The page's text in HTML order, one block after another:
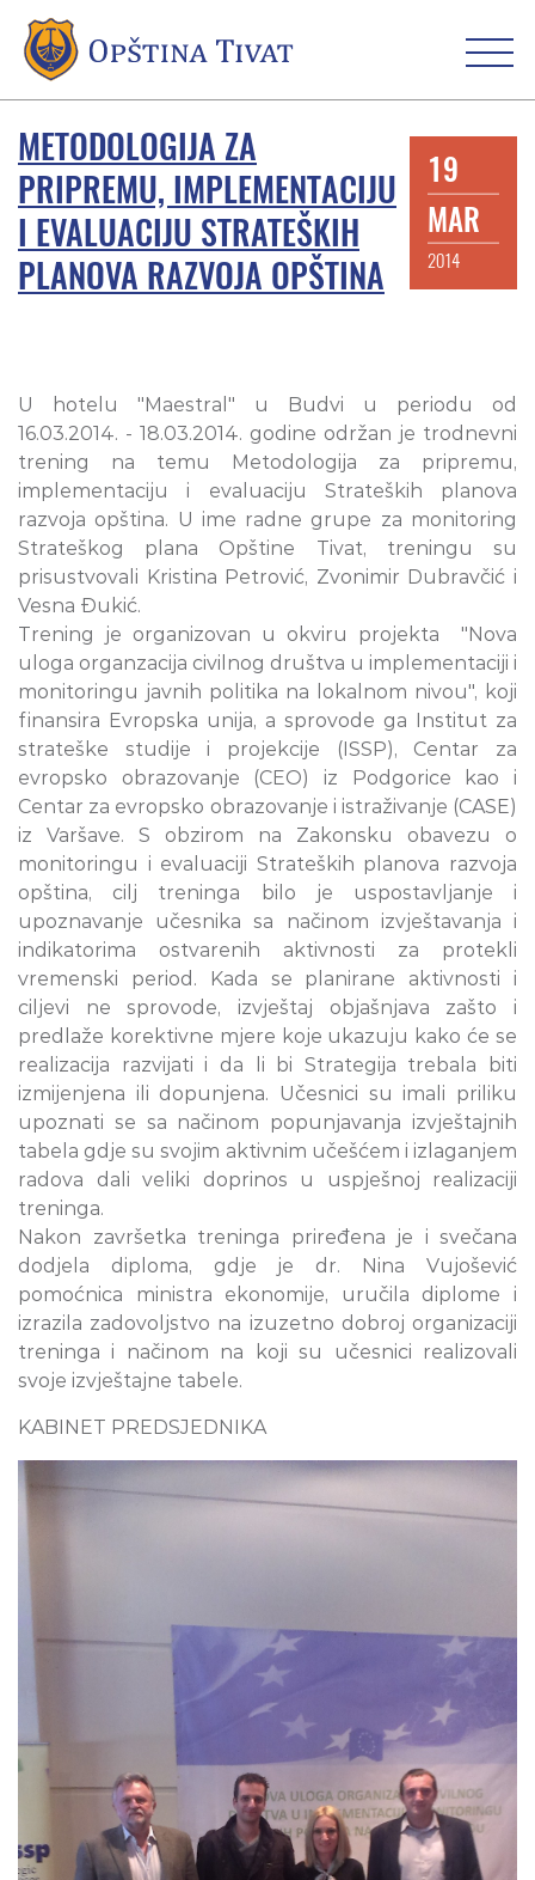
METODOLOGIJA ZA
PRIPREMU, IMPLEMENTACIJU
I EVALUACIJU STRATEŠKIH
PLANOVA RAZVOJA OPŠTINA
19
MAR
2014
U hotelu "Maestral" u Budvi u periodu od
16.03.2014. - 18.03.2014. godine održan je trodnevni
trening na temu Metodologija za pripremu,
implementaciju i evaluaciju Strateških planova
razvoja opština. U ime radne grupe za monitoring
Strateškog plana Opštine Tivat, treningu su
prisustvovali Kristina Petrović, Zvonimir Dubravčić i
Vesna Đukić.
Trening je organizovan u okviru projekta "Nova
uloga organzacija civilnog društva u implementaciji i
monitoringu javnih politika na lokalnom nivou", koji
finansira Evropska unija, a sprovode ga Institut za
strateške studije i projekcije (ISSP), Centar za
evropsko obrazovanje (CEO) iz Podgorice kao i
Centar za evropsko obrazovanje i istraživanje (CASE)
iz Varšave. S obzirom na Zakonsku obavezu o
monitoringu i evaluaciji Strateških planova razvoja
opština, cilj treninga bilo je uspostavljanje i
upoznavanje učesnika sa načinom izvještavanja i
indikatorima ostvarenih aktivnosti za protekli
vremenski period. Kada se planirane aktivnosti i
ciljevi ne sprovode, izvještaj objašnjava zašto i
predlaže korektivne mjere koje ukazuju kako će se
realizacija razvijati i da li bi Strategija trebala biti
izmijenjena ili dopunjena. Učesnici su imali priliku
upoznati se sa načinom popunjavanja izvještajnih
tabela gdje su svojim aktivnim učešćem i izlaganjem
radova dali veliki doprinos u uspješnoj realizaciji
treninga.
Nakon završetka treninga priređena je i svečana
dodjela diploma, gdje je dr. Nina Vujošević
pomoćnica ministra ekonomije, uručila diplome i
izrazila zadovoljstvo na izuzetno dobroj organizaciji
treninga i načinom na koji su učesnici realizovali
svoje izvještajne tabele.
KABINET PREDSJEDNIKA